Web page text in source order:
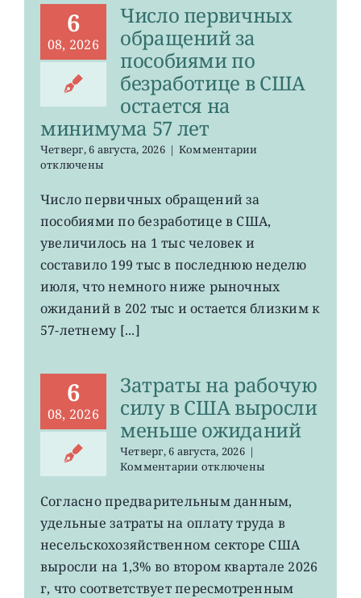
6
08, 2026
Число первичных
обращений за
пособиями по
безработице в США
остается на
минимума 57 лет
Четверг, 6 августа, 2026 | Комментариик
первичных
за
безработице
в
остается
лет
отключены
Число первичных обращений за
пособиями по безработице в США,
увеличилось на 1 тыс человек и
составило 199 тыс в последнюю неделю
июля, что немного ниже рыночных
ожиданий в 202 тыс и остается близким к
57-летнему [...]
6
08, 2026
Затраты на рабочую
силу в США выросли
меньше ожиданий
Четверг, 6 августа, 2026 |
Комментариик
Затраты
рабочую
силу
США
выросли
отключены
Согласно предварительным данным,
удельные затраты на оплату труда в
несельскохозяйственном секторе США
выросли на 1,3% во втором квартале 2026
г, что соответствует пересмотренным